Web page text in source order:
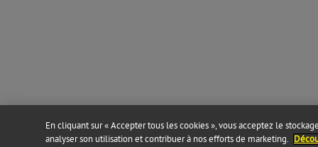
En cliquant sur « Accepter tous les cookies », vous acceptez le
analyser son utilisation et contribuer à nos efforts de marketing.